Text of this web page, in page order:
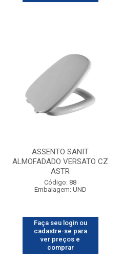
ASSENTO SANIT
ALMOFADADO VERSATO CZ
ASTR
Código: 88
Embalagem: UND
Faça seu login ou
cadastre-se para
ver preços e
comprar